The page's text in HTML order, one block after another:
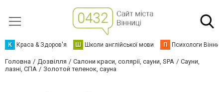
К Краса & Здоров'я Ш Школи англійської мови П Психологи
Головна Дозвілля Салони краси, солярії, сауни, SPA
Сауни,
лазні, СПА
Золотой теленок, сауна